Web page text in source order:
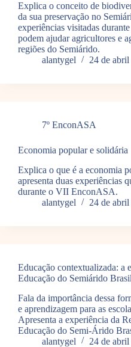
Explica o conceito de
da sua preservação no
experiências visitadas
podem ajudar agricultores e
regiões do Semiárido.
alantygel
24 de
7º EnconASA
Economia popular e solidária
Explica o que é a economia
apresenta duas experiências
durante o VII EnconASA.
alantygel
24 de
Educação contextualizada: a
Educação do Semiárido
Fala da importância dessa
e aprendizagem para as
Apresenta a experiência da
Educação do Semi-Árido
alantygel
24 de